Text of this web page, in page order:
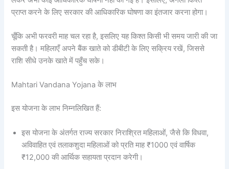
प्राप्त करने के लिए सरकार की आधिकारिक घोषणा का इंतजार करना होगा।
चूँकि अभी फरवरी माह चल रहा है, इसलिए यह किश्त किसी भी समय जारी की जा
सकती है। महिलाएँ अपने बैंक खाते को डीबीटी के लिए सक्रिय रखें, जिससे
राशि सीधे उनके खाते में पहुँच सके।
Mahtari Vandana Yojana के लाभ
इस योजना के लाभ निम्नलिखित हैं:
इस योजना के अंतर्गत राज्य सरकार निराश्रित महिलाओं, जैसे कि विधवा,
अविवाहित एवं तलाकशुदा महिलाओं को प्रति माह ₹1000 एवं वार्षिक
₹12,000 की आर्थिक सहायता प्रदान करेगी।